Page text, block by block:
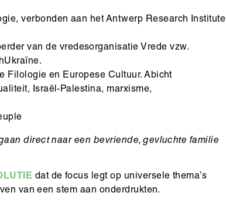
verbonden aan het Antwerp Research Institute
van de vredesorganisatie Vrede vzw.
Filologie en Europese Cultuur. Abicht
Israël-Palestina, marxisme,
direct naar een bevriende, gevluchte familie
dat de focus legt op universele thema’s
van een stem aan onderdrukten.